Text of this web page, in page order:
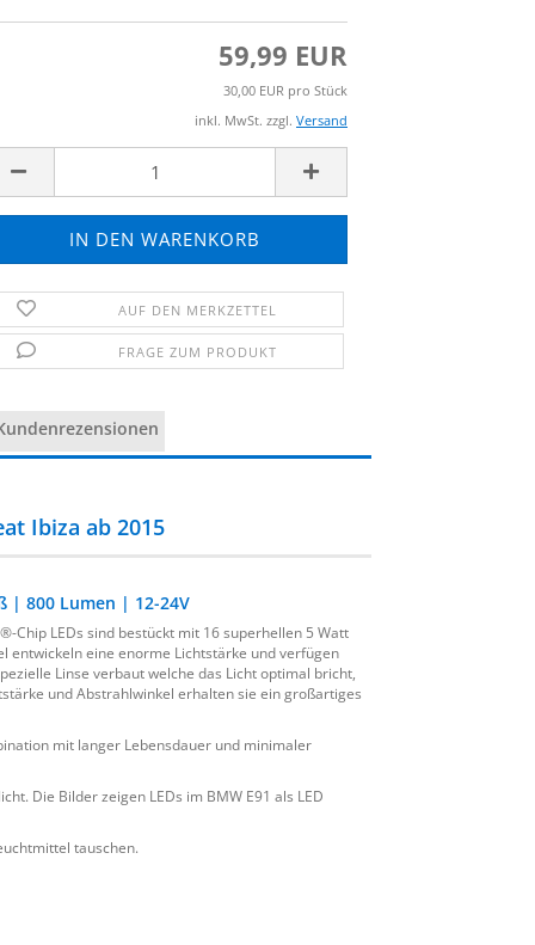
59,99 EUR
30,00 EUR pro Stück
inkl. MwSt. zzgl. Versand
AUF DEN MERKZETTEL
FRAGE ZUM PRODUKT
Ibiza ab 2015
| 800 Lumen | 12-24V
Chip LEDs sind bestückt mit 16 superhellen 5 Watt
entwickeln eine enorme Lichtstärke und verfügen
Linse verbaut welche das Licht optimal bricht,
und Abstrahlwinkel erhalten sie ein großartiges
mit langer Lebensdauer und minimaler
Die Bilder zeigen LEDs im BMW E91 als LED
tauschen.